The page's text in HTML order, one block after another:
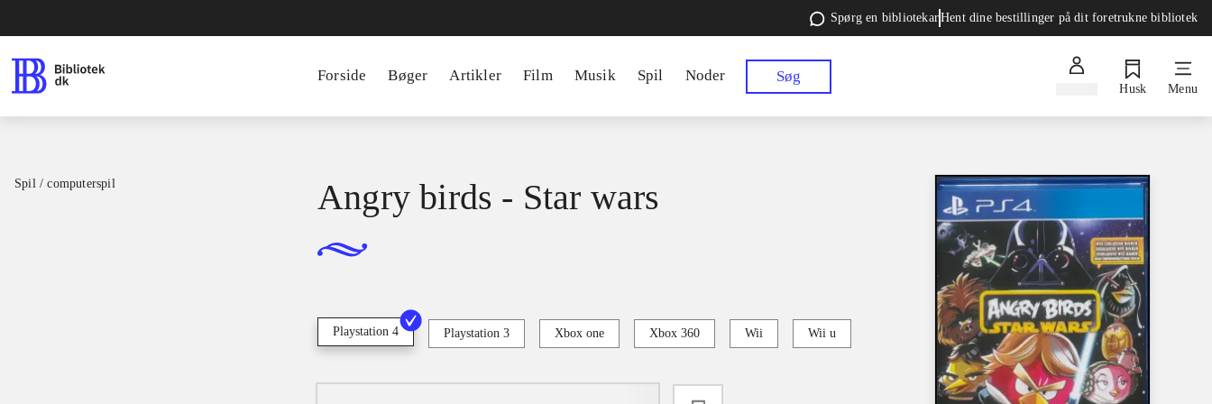
Spørg en bibliotekarHent dine bestillinger på dit foretrukne bibliotek
Forside Bøger Artikler Film Musik Spil Noder Søg
Husk Menu
Spil / computerspil Angry birds - Star wars
Playstation 4 Playstation 3 Xbox one Xbox 360 Wii Wii u